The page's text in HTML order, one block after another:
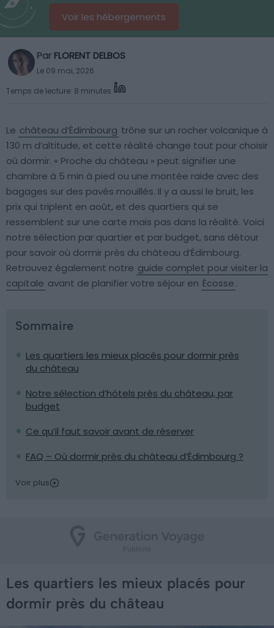
Voir les hébergements
Par FLORENT DELBOS
Le 09 mai, 2026
Temps de lecture: 8 minutes
Le château d’Édimbourg trône sur un rocher volcanique à
130 m d’altitude, et cette réalité change tout pour choisir
où dormir. « Proche du château » peut signifier une
chambre à 5 min à pied ou une montée raide avec des
bagages sur des pavés mouillés. Il y a aussi le bruit, les
prix qui triplent en août, et des quartiers qui se
ressemblent sur une carte mais pas dans la réalité. Voici
notre sélection par quartier et par budget, sans détour
pour savoir où dormir près du château d’Édimbourg.
Retrouvez également notre guide complet pour visiter la
capitale avant de planifier votre séjour en Écosse.
Sommaire
Les quartiers les mieux placés pour dormir près
du château
Notre sélection d’hôtels près du château, par
budget
Ce qu’il faut savoir avant de réserver
FAQ – Où dormir près du château d’Édimbourg ?
Voir plus
Les quartiers les mieux placés pour
dormir près du château